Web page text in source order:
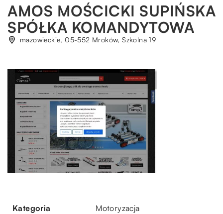
AMOS MOŚCICKI SUPIŃSKA
SPÓŁKA KOMANDYTOWA
mazowieckie, 05-552 Mroków, Szkolna 19
Kategoria Motoryzacja